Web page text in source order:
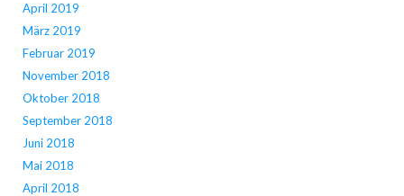
April 2019
März 2019
Februar 2019
November 2018
Oktober 2018
September 2018
Juni 2018
Mai 2018
April 2018